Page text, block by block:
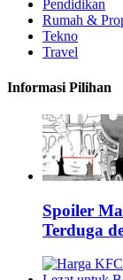
Pendidikan
Rumah &
Tekno
Travel
Informasi Pilihan
Spoiler
Terduga